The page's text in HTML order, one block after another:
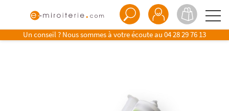
Un conseil ? Nous sommes à votre écoute au 04 28 29 76 13